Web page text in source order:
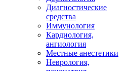
Диагностические
средства
Иммунология
Кардиология,
ангиология
Местные анестетики
Неврология,